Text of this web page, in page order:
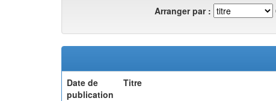
Arranger par :
Date de
publication
Titre